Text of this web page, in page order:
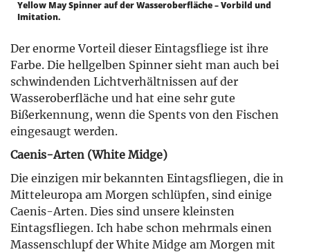
Yellow May Spinner auf der Wasseroberfläche – Vorbild und
Imitation.
Der enorme Vorteil dieser Eintagsfliege ist ihre
Farbe. Die hellgelben Spinner sieht man auch bei
schwindenden Lichtverhältnissen auf der
Wasseroberfläche und hat eine sehr gute
Bißerkennung, wenn die Spents von den Fischen
eingesaugt werden.
Caenis-Arten (White Midge)
Die einzigen mir bekannten Eintagsfliegen, die in
Mitteleuropa am Morgen schlüpfen, sind einige
Caenis-Arten. Dies sind unsere kleinsten
Eintagsfliegen. Ich habe schon mehrmals einen
Massenschlupf der White Midge am Morgen mit